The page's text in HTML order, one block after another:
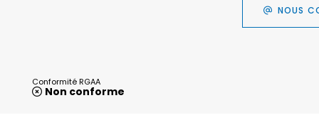
NOUS
Conformité RGAA
Non conforme